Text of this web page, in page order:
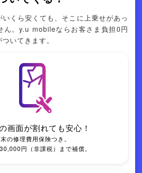
いくら安くても、そこに上乗せがあっ
ん。y.u mobileならお客さま負担0円
いてきます。
画面が割れても安心！
の修理費⽤保険つき。
円（⾮課税）まで補償。